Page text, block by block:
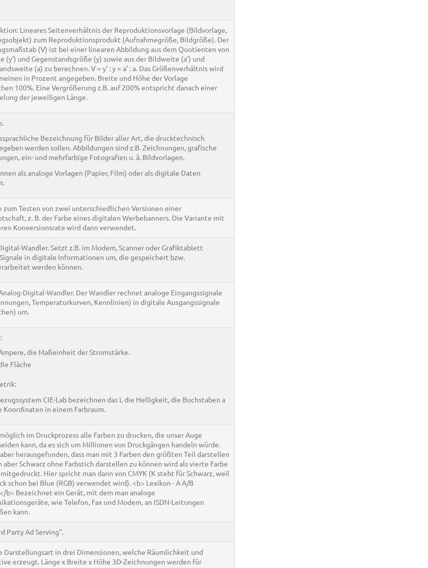
Lineares Seitenverhältnis der Reproduktionsvorlage (Bildvorlage,
zum Reproduktionsprodukt (Aufnahmegröße, Bildgröße). Der
(V) ist bei einer linearen Abbildung aus dem Quotienten von
(y’) und Gegenstandsgröße (y) sowie aus der Bildweite (a’) und
(a) zu berechnen. V = y’ : y = a’ : a. Das Größenverhältnis wird
in Prozent angegeben. Breite und Höhe der Vorlage
100%. Eine Vergrößerung z.B. auf 200% entspricht danach einer
der jeweiligen Länge.
Bezeichnung für Bilder aller Art, die drucktechnisch
werden sollen. Abbildungen sind z.B. Zeichnungen, grafische
ein- und mehrfarbige Fotografien u. ä. Bildvorlagen.
als analoge Vorlagen (Papier, Film) oder als digitale Daten
zum Testen von zwei unterschiedlichen Versionen einer
z. B. der Farbe eines digitalen Werbebanners. Die Variante mit
Konversionsrate wird dann verwendet.
Wandler. Setzt z.B. im Modem, Scanner oder Grafiktablett
in digitale Informationen um, die gespeichert bzw.
werden können.
Digital-Wandler. Der Wandler rechnet analoge Eingangssignale
Temperaturkurven, Kennlinien) in digitale Ausgangssignale
um.
die Maßeinheit der Stromstärke.
Fläche
CIE-Lab bezeichnen das L die Helligkeit, die Buchstaben a
Koordinaten in einem Farbraum.
im Druckprozess alle Farben zu drucken, die unser Auge
kann, da es sich um Millionen von Druckgängen handeln würde.
herausgefunden, dass man mit 3 Farben den größten Teil darstellen
aber Schwarz ohne Farbstich darstellen zu können wird als vierte Farbe
Hier spricht man dann von CMYK (K steht für Schwarz, weil
schon bei Blue (RGB) verwendet wird). <b> Lexikon - A A/B
b> Bezeichnet ein Gerät, mit dem man analoge
wie Telefon, Fax und Modem, an ISDN-Leitungen
kann.
Party Ad Serving".
Darstellungsart in drei Dimensionen, welche Räumlichkeit und
erzeugt. Länge x Breite x Höhe 3D-Zeichnungen werden für